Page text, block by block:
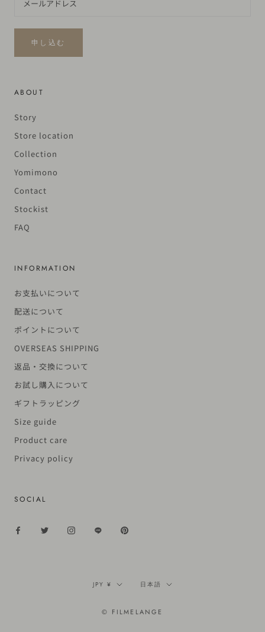
申し込む
ABOUT
Story
Store location
Collection
Yomimono
Contact
Stockist
FAQ
INFORMATION
お支払いについて
配送について
ポイントについて
OVERSEAS SHIPPING
返品・交換について
お試し購入について
ギフトラッピング
Size guide
Product care
Privacy policy
SOCIAL
通
JPY ¥
言
日本語
© FILMELANGE